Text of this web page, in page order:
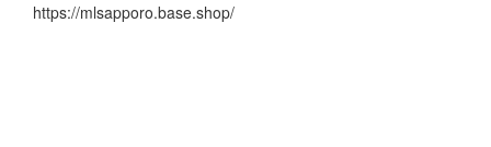
https://mlsapporo.base.shop/